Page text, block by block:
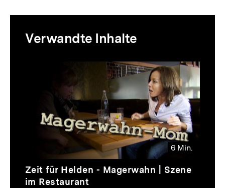
zur
Thematik
Verwandte Inhalte
überspringen
6 Min.
Video
Dauer
6
Zeit für Helden - Magerwahn | Szene
im Restaurant